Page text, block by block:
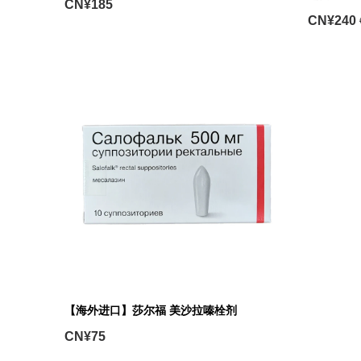
CN¥185
CN¥240
【海外进口】莎尔福 美沙拉嗪栓剂
CN¥75